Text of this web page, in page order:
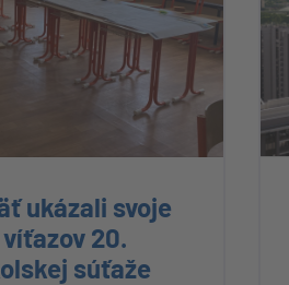
ukázali svoje
20.
súťaže